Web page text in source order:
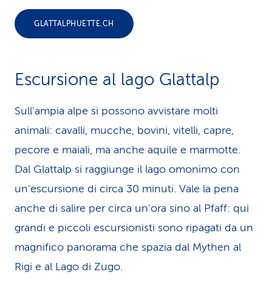
GLATTALPHUETTE.CH
Escursione al lago Glattalp
Sull’ampia alpe si possono avvistare molti
animali: cavalli, mucche, bovini, vitelli, capre,
pecore e maiali, ma anche aquile e marmotte.
Dal Glattalp si raggiunge il lago omonimo con
un'escursione di circa 30 minuti. Vale la pena
anche di salire per circa un'ora sino al Pfaff: qui
grandi e piccoli escursionisti sono ripagati da un
magnifico panorama che spazia dal Mythen al
Rigi e al Lago di Zugo.